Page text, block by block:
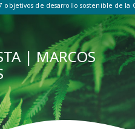
objetivos de desarrollo sostenible de la
| MARCOS